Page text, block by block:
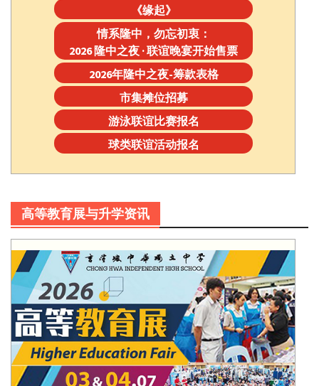
《缘起》
情系隆中，勿忘初衷：
2026 隆中之夜 · 联谊晚宴开始售票
2026年隆中之夜-筹款表格
市集摊位招募
游泳联谊比赛报名
球类联谊活动报名
高等教育展与升学资讯